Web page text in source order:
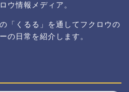
ウ情報メディア。
「くるる」を通してフクロウの
の日常を紹介します。